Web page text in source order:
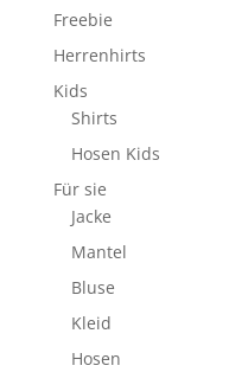
Freebie
Herrenhirts
Kids
Shirts
Hosen Kids
Für sie
Jacke
Mantel
Bluse
Kleid
Hosen